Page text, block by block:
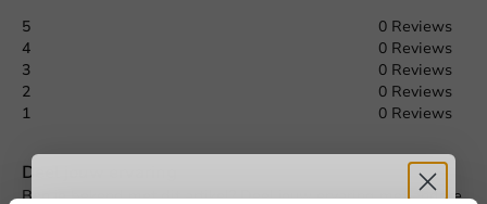
5
0 Reviews
4
0 Reviews
3
0 Reviews
2
0 Reviews
1
0 Reviews
Deel jouw ervaring
Ben je bekend met dit artikel? Deel jouw ervaring met andere